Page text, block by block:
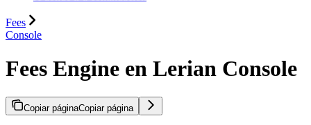
Fees
Console
Fees Engine en Lerian Console
Copiar páginaCopiar página